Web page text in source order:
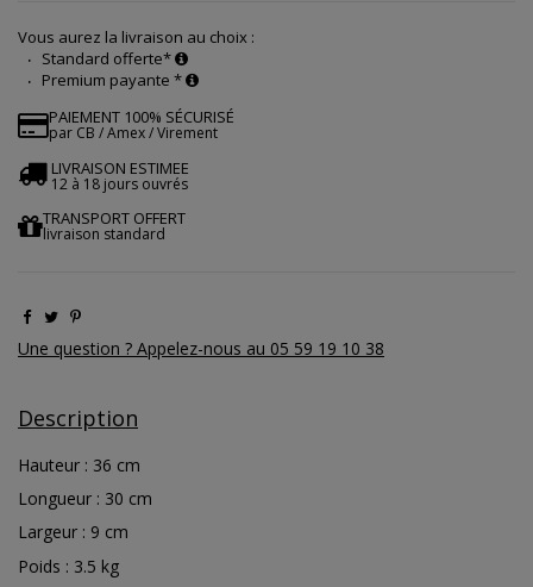
Vous aurez la livraison au choix :
Standard offerte*
Premium payante *
PAIEMENT 100% SÉCURISÉ
par CB / Amex / Virement
LIVRAISON ESTIMEE
12 à 18 jours ouvrés
TRANSPORT OFFERT
livraison standard
Une question ? Appelez-nous au 05 59 19 10 38
Description
Hauteur : 36 cm
Longueur : 30 cm
Largeur : 9 cm
Poids : 3.5 kg